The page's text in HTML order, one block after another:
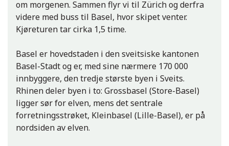
St. Martin-kirken, Mainz
om morgenen. Sammen flyr vi til Zürich og derfra
videre med buss til Basel, hvor skipet venter.
Kjøreturen tar cirka 1,5 time.
Basel er hovedstaden i den sveitsiske kantonen
Basel-Stadt og er, med sine nærmere 170 000
innbyggere, den tredje største byen i Sveits.
Rhinen deler byen i to: Grossbasel (Store-Basel)
ligger sør for elven, mens det sentrale
forretningsstrøket, Kleinbasel (Lille-Basel), er på
nordsiden av elven.